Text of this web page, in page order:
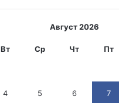
Август 2026
Вт Ср Чт Пт
4 5 6 7